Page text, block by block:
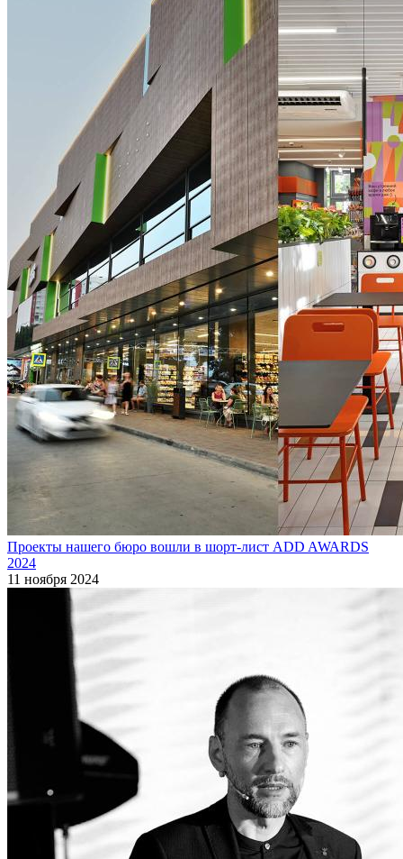
Проекты нашего бюро вошли в шорт-лист ADD AWARDS
2024
11 ноября 2024